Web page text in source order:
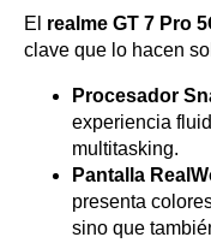
El realme GT 7 Pro
clave que lo hacen
Procesador
experiencia
multitasking.
Pantalla
presenta
sino que